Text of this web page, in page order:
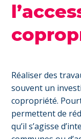
Réaliser des
souvent un
copropriété.
permettent de
qu’il s’agisse